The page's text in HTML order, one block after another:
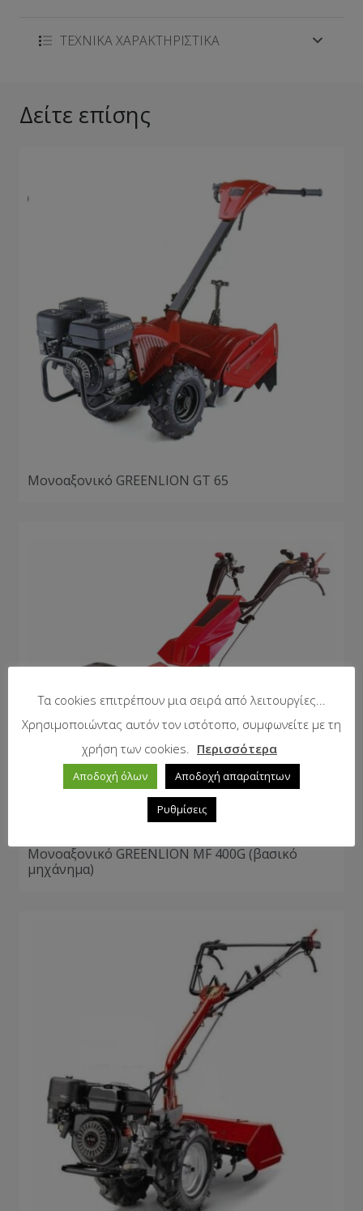
ΤΕΧΝΙΚΑ ΧΑΡΑΚΤΗΡΙΣΤΙΚΑ
Δείτε επίσης
Μονοαξονικό GREENLION GT 65
Μονοαξονικό GREENLION MF 400G (βασικό
μηχάνημα)
Τα cookies επιτρέπουν μια σειρά από λειτουργίες...
Χρησιμοποιώντας αυτόν τον ιστότοπο, συμφωνείτε με τη
χρήση των cookies.
Περισσότερα
Αποδοχή όλων Αποδοχή απαραίτητων
Ρυθμίσεις